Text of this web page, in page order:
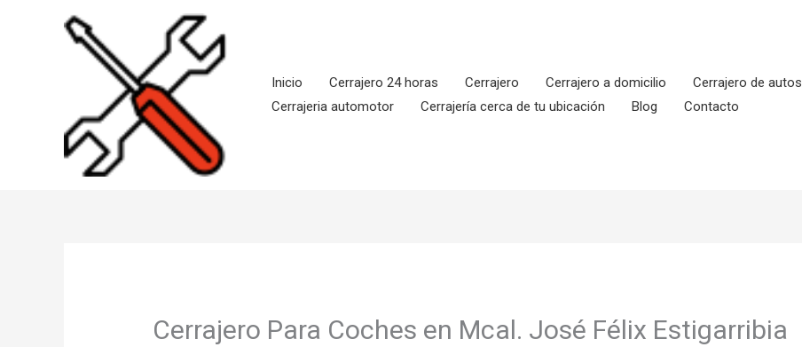
Inicio
Cerrajero 24 horas Cerrajero Cerrajero a domicilio Cerrajero de autos
Cerrajeria automotor
Cerrajería cerca de tu ubicación Blog Contacto
Cerrajero Para Coches en Mcal. José Félix Estigarribia